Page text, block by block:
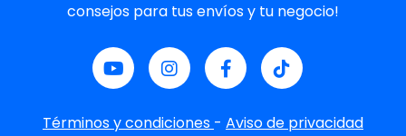
consejos para tus envíos y tu negocio!
Términos y condiciones - Aviso de privacidad